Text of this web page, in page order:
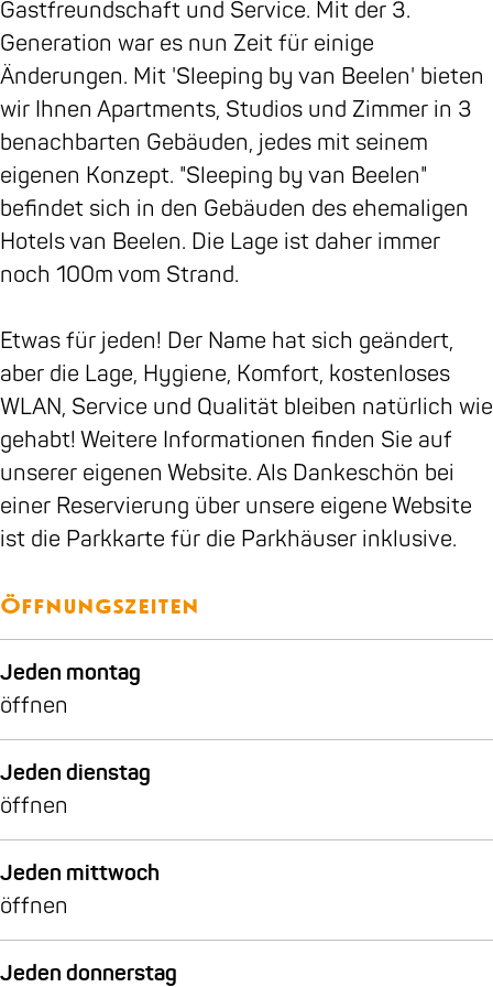
b
y
v
a
n
B
e
e
l
n
B
&
B
n
g
b
y
v
a
n
B
e
l
e
n
B
&
B
i
n
g
b
y
v
a
n
B
e
l
e
n
B
&
B
g
b
y
v
a
n
B
e
e
e
n
B
&
B
p
i
n
g
b
y
v
a
n
e
e
l
e
n
B
&
b
o
o
k
S
l
e
e
p
n
g
b
y
v
a
n
e
e
l
e
n
B
&
B
Gastfreundschaft und Service. Mit der 3.
Generation war es nun Zeit für einige
Änderungen. Mit 'Sleeping by van Beelen' bieten
wir Ihnen Apartments, Studios und Zimmer in 3
benachbarten Gebäuden, jedes mit seinem
eigenen Konzept. "Sleeping by van Beelen"
befindet sich in den Gebäuden des ehemaligen
Hotels van Beelen. Die Lage ist daher immer
noch 100m vom Strand.
Etwas für jeden! Der Name hat sich geändert,
aber die Lage, Hygiene, Komfort, kostenloses
WLAN, Service und Qualität bleiben natürlich wie
gehabt! Weitere Informationen finden Sie auf
unserer eigenen Website. Als Dankeschön bei
einer Reservierung über unsere eigene Website
ist die Parkkarte für die Parkhäuser inklusive.
Öffnungszeiten
Jeden montag
öffnen
Jeden dienstag
öffnen
Jeden mittwoch
öffnen
Jeden donnerstag